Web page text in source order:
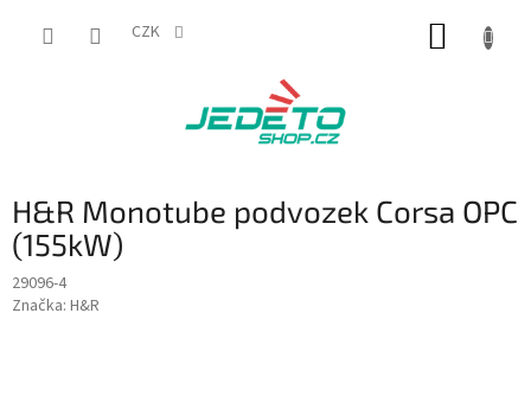
CZK
H&R Monotube podvozek Corsa OPC
(155kW)
29096-4
Značka: H&R